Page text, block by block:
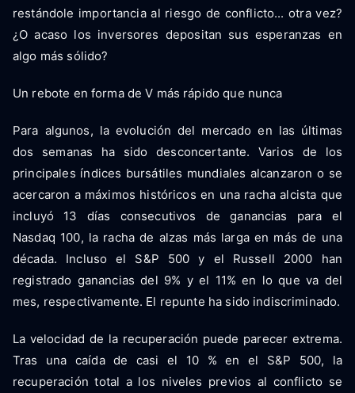
restándole importancia al riesgo de conflicto... otra vez?
¿O acaso los inversores depositan sus esperanzas en
algo más sólido?
Un rebote en forma de V más rápido que nunca
Para algunos, la evolución del mercado en las últimas
dos semanas ha sido desconcertante. Varios de los
principales índices bursátiles mundiales alcanzaron o se
acercaron a máximos históricos en una racha alcista que
incluyó 13 días consecutivos de ganancias para el
Nasdaq 100, la racha de alzas más larga en más de una
década. Incluso el S&P 500 y el Russell 2000 han
registrado ganancias del 9% y el 11% en lo que va del
mes, respectivamente. El repunte ha sido indiscriminado.
La velocidad de la recuperación puede parecer extrema.
Tras una caída de casi el 10 % en el S&P 500, la
recuperación total a los niveles previos al conflicto se